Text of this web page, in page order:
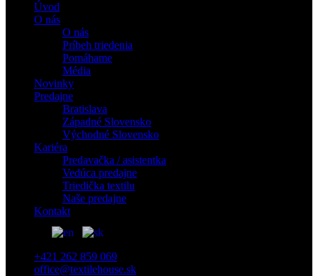
Úvod
O nás
O nás
Príbeh triedenia
Pomáhame
Média
Novinky
Predajne
Bratislava
Západné Slovensko
Východné Slovensko
Kariéra
Predavačka / asistentka
Vedúca predajne
Triedička textilu
Naše predajne
Kontakt
+421 262 859 069
office@textilehouse.sk